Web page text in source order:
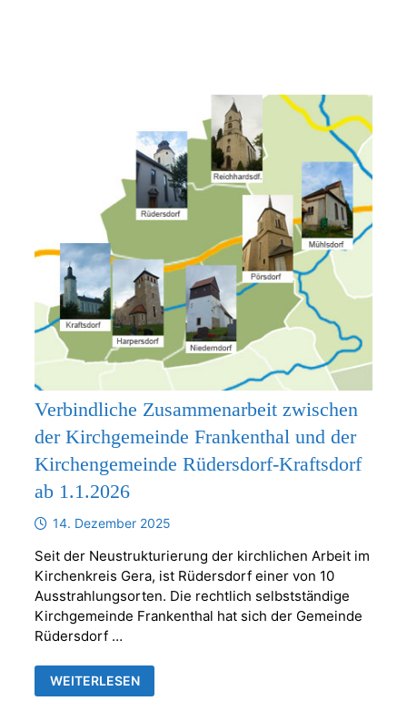
Verbindliche Zusammenarbeit zwischen
der Kirchgemeinde Frankenthal und der
Kirchengemeinde Rüdersdorf-Kraftsdorf
ab 1.1.2026
14. Dezember 2025
Seit der Neustrukturierung der kirchlichen Arbeit im
Kirchenkreis Gera, ist Rüdersdorf einer von 10
Ausstrahlungsorten. Die rechtlich selbstständige
Kirchgemeinde Frankenthal hat sich der Gemeinde
Rüdersdorf …
VERBINDLICHE
ZUSAMMENARBEIT
ZWISCHEN
WEITERLESEN